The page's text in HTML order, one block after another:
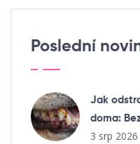
Poslední
Jak
doma:
3 srp 2026